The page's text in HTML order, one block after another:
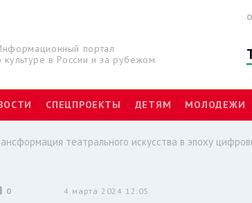
портал
культуре в России и за рубежом
СПЕЦПРОЕКТЫ ДЕТЯМ МОЛОДЕЖИ
театрального искусства в эпоху
0 4 марта 2024 12:05